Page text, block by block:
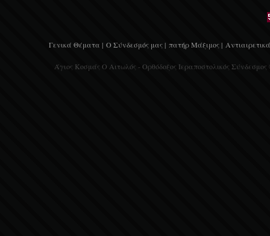
Γενικά Θέματα | Ο Σύνδεσμός μας | πατήρ Μάξιμος |
Άγιος Κοσμάς Ο Αιτωλός - Ορθόδοξος Ιεραποστολικός